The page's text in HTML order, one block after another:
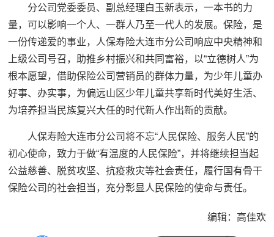
分公司党委委员、副总经理白玉新表示，一本书的力
量，可以影响一个人、一群人乃至一代人的发展。保险，是
一份传递爱的事业，人保寿险大连市分公司响应中央精神和
上级公司号召，助推乡村振兴和共同富裕，以“立德树人”为
根本愿望，借助保险公司营销员的群体力量，为少年儿童办
好事、办实事，为偏远山区少年儿童共享新时代美好生活、
为培养担当民族复兴大任的时代新人作出新的贡献。
人保寿险大连市分公司将不忘“人民保险、服务人民”的
初心使命，致力于做“有温度的人民保险”，并将继续担当起
公益慈善、脱贫攻坚、抗疫救灾等社会责任，履行国有骨干
保险公司的社会担当，充分彰显人民保险的使命与责任。
编辑：高佳欢